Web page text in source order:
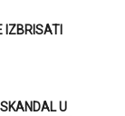
IZBRISATI
U